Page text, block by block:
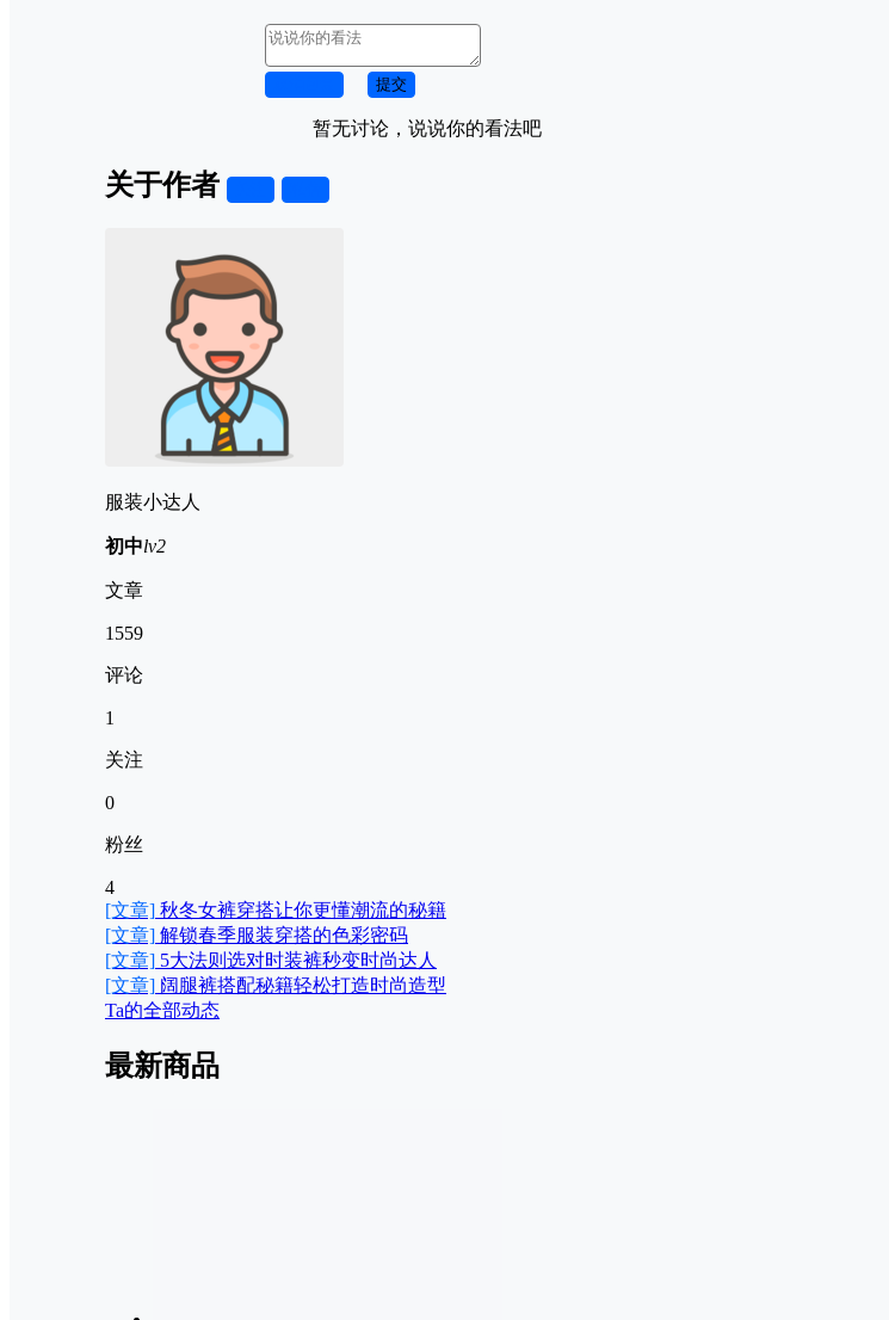
提交
暂无讨论，说说你的看法吧
关于作者
服装小达人
初中lv2
文章
1559
评论
1
关注
0
粉丝
4
[文章] 秋冬女裤穿搭让你更懂潮流的秘籍
[文章] 解锁春季服装穿搭的色彩密码
[文章] 5大法则选对时装裤秒变时尚达人
[文章] 阔腿裤搭配秘籍轻松打造时尚造型
Ta的全部动态
最新商品